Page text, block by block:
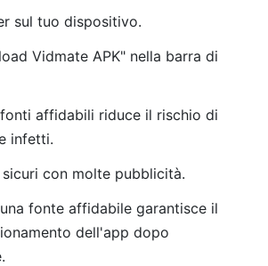
sul tuo dispositivo.
Vidmate APK" nella barra di
affidabili riduce il rischio di
infetti.
con molte pubblicità.
fonte affidabile garantisce il
dell'app dopo